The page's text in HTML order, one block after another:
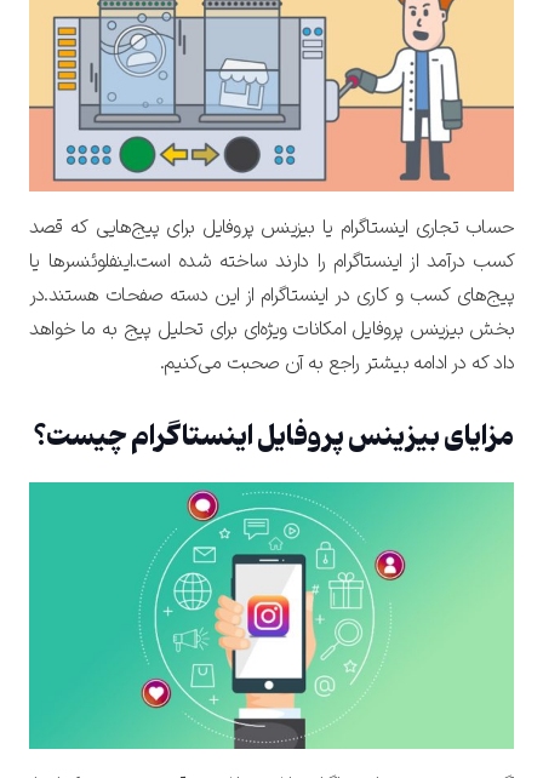
حساب تجاری اینستاگرام یا بیزینس پروفایل برای پیج‌هایی که قصد
کسب درآمد از اینستاگرام را دارند ساخته شده است.اینفلوئنسرها یا
پیج‌های کسب و کاری در اینستاگرام از این دسته صفحات هستند.در
بخش بیزینس پروفایل امکانات ویژه‌ای برای تحلیل پیج به ما خواهد
داد که در ادامه بیشتر راجع به آن صحبت می‌کنیم.
مزایای بیزینس پروفایل اینستاگرام چیست؟